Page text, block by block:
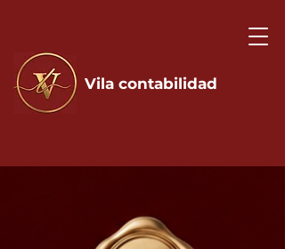
Vila contabilidad